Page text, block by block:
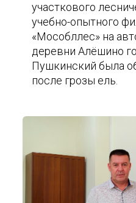
участкового
учебно-опытного
«Мособллес» на
деревни Алёшино
Пушкинский была
после грозы ель.